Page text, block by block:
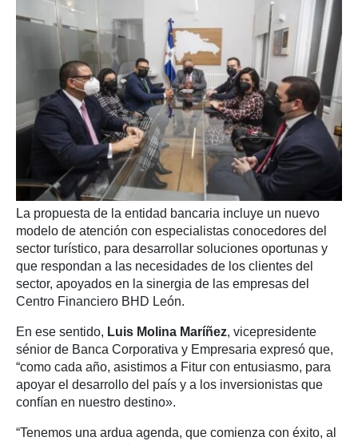
La propuesta de la entidad bancaria incluye un nuevo
modelo de atención con especialistas conocedores del
sector turístico, para desarrollar soluciones oportunas y
que respondan a las necesidades de los clientes del
sector, apoyados en la sinergia de las empresas del
Centro Financiero BHD León.
En ese sentido, Luis Molina Maríñez, vicepresidente
sénior de Banca Corporativa y Empresaria expresó que,
“como cada año, asistimos a Fitur con entusiasmo, para
apoyar el desarrollo del país y a los inversionistas que
confían en nuestro destino».
“Tenemos una ardua agenda, que comienza con éxito, al